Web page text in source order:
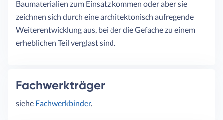
Baumaterialien zum Einsatz kommen oder aber sie
zeichnen sich durch eine architektonisch aufregende
Weiterentwicklung aus, bei der die Gefache zu einem
erheblichen Teil verglast sind.
Fachwerkträger
siehe Fachwerkbinder.